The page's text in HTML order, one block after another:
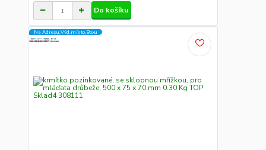
Do košíku
Na Adresu,Výd.místo,Boxu